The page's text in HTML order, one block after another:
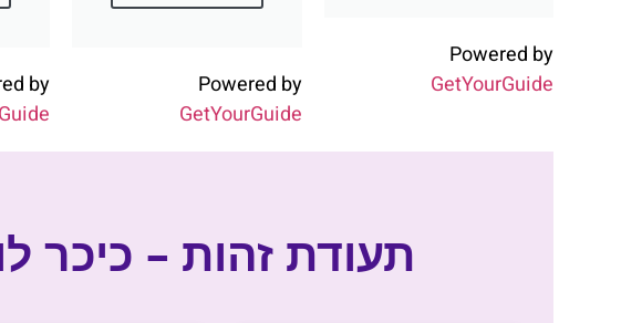
Powered by
GetYourGuide
Powered by
GetYourGuide
by
תעודת זהות – כיכר